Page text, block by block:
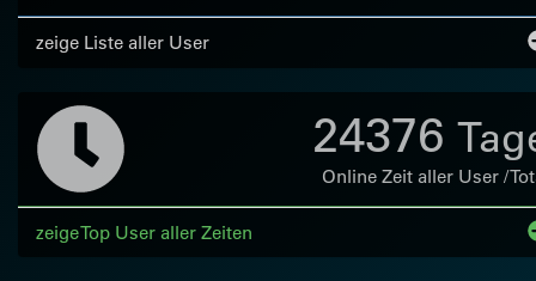
zeige Liste aller User
24376
Online Zeit aller User /
zeige Top User aller Zeiten